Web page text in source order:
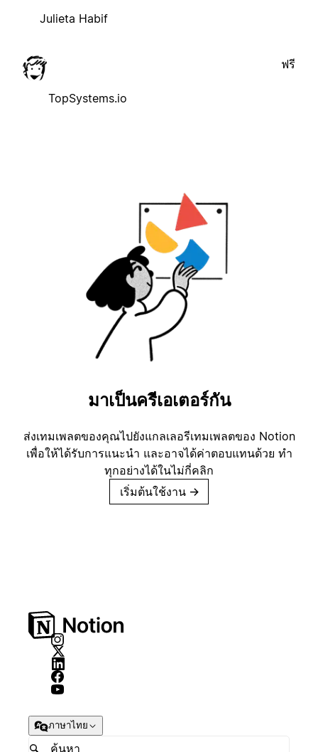
Julieta Habif
TopSystems.io
ฟรี
มาเป็นครีเอเตอร์กัน
ส่งเทมเพลตของคุณไปยังแกลเลอรีเทมเพลตของ Notion
เพื่อให้ได้รับการแนะนำ และอาจได้ค่าตอบแทนด้วย ทำ
ทุกอย่างได้ในไม่กี่คลิก
เริ่มต้นใช้งาน →
ภาษาไทย